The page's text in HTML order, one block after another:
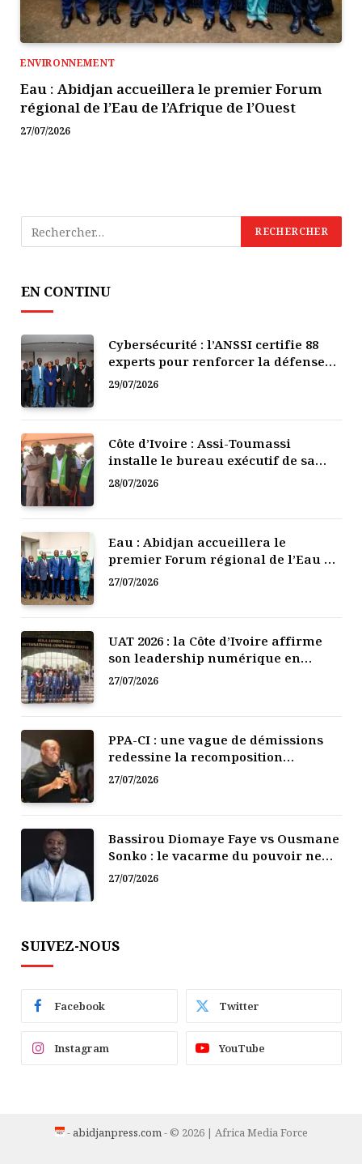
ENVIRONNEMENT
Eau : Abidjan accueillera le premier Forum
régional de l’Eau de l’Afrique de l’Ouest
27/07/2026
EN CONTINU
Cybersécurité : l’ANSSI certifie 88
experts pour renforcer la défense
numérique de la Côte d’Ivoire
29/07/2026
Côte d’Ivoire : Assi-Toumassi
installe le bureau exécutif de sa
mutuelle de développement
28/07/2026
Eau : Abidjan accueillera le
premier Forum régional de l’Eau de
l’Afrique de l’Ouest
27/07/2026
UAT 2026 : la Côte d’Ivoire affirme
son leadership numérique en
Afrique
27/07/2026
PPA-CI : une vague de démissions
redessine la recomposition
politique
27/07/2026
Bassirou Diomaye Faye vs Ousmane
Sonko : le vacarme du pouvoir ne
doit pas faire oublier les liens de la
27/07/2026
SUIVEZ-NOUS
Facebook Twitter
Instagram YouTube
- abidjanpress.com- © 2026 | Africa Media Force